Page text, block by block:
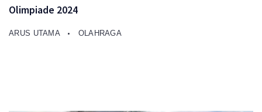
Olimpiade 2024
ARUS UTAMA OLAHRAGA